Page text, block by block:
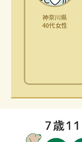
神奈川県
40代女性